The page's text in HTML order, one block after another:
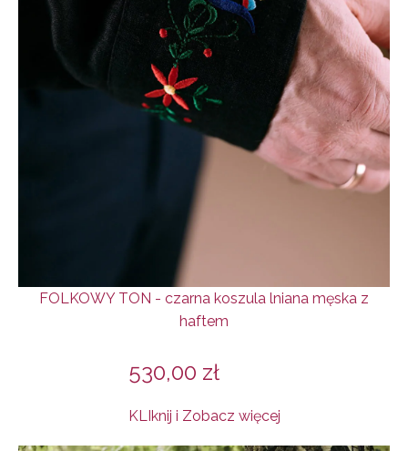
FOLKOWY TON - czarna koszula lniana męska z
haftem
530,00 zł
KLIknij i Zobacz więcej